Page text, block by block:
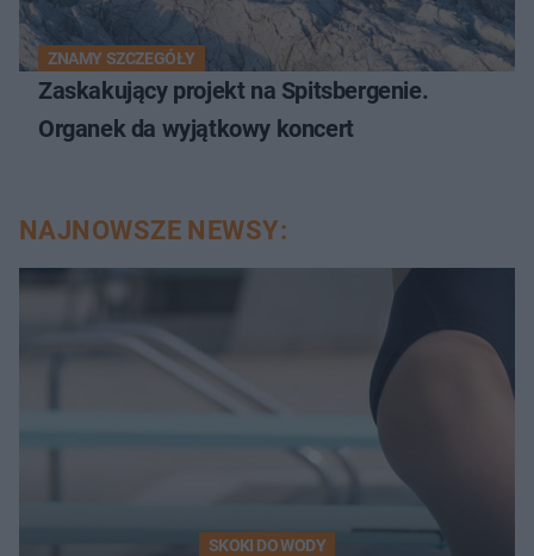
ZNAMY SZCZEGÓŁY
Zaskakujący projekt na Spitsbergenie.
Organek da wyjątkowy koncert
NAJNOWSZE NEWSY:
SKOKI DO WODY